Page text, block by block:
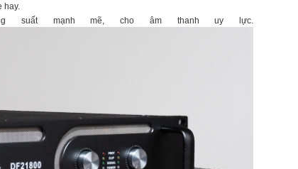
hay.
suất mạnh mẽ, cho âm thanh uy lực.